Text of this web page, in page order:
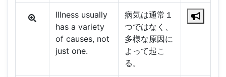
Illness usually
has a variety
of causes, not
just one.
病気は通常１
つではなく、
多様な原因に
よって起こ
る。